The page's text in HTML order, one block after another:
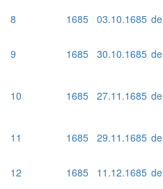
8
1685 03.10.1685 de
9 1685 30.10.1685 de
10 1685 27.11.1685 de
11 1685 29.11.1685 de
12 1685 11.12.1685 de